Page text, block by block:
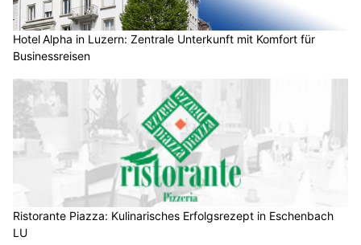
Hotel Alpha in Luzern: Zentrale Unterkunft mit Komfort für
Businessreisen
Ristorante Piazza: Kulinarisches Erfolgsrezept in Eschenbach
LU